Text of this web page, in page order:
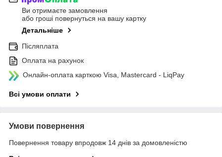
Ви отримаєте замовлення
або гроші повернуться на вашу картку
Детальніше
Післяплата
Оплата на рахунок
Онлайн-оплата карткою Visa, Mastercard - LiqPay
Всі умови оплати
Умови повернення
Повернення товару впродовж 14 днів за домовленістю